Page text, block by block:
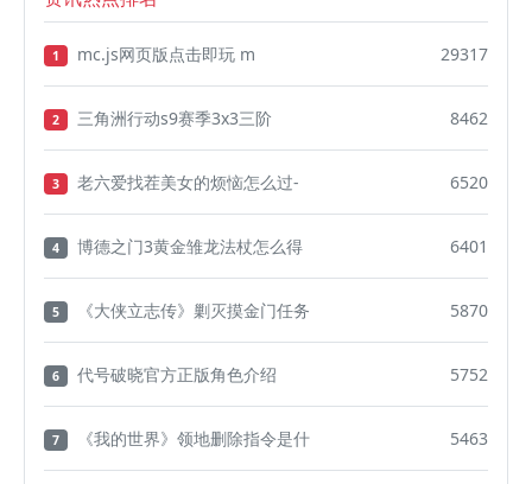
1 mc.js网页版点击即玩 m 29317
2 三角洲行动s9赛季3x3三阶 8462
3 老六爱找茬美女的烦恼怎么过- 6520
4 博德之门3黄金雏龙法杖怎么得 6401
5 《大侠立志传》剿灭摸金门任务 5870
6 代号破晓官方正版角色介绍 5752
7 《我的世界》领地删除指令是什 5463